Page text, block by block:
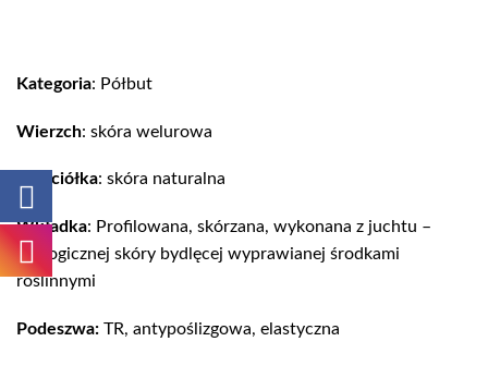
Kategoria: Półbut
Wierzch: skóra welurowa
Wyściółka: skóra naturalna
Wkładka: Profilowana, skórzana, wykonana z juchtu –
ekologicznej skóry bydlęcej wyprawianej środkami
roślinnymi
Podeszwa: TR, antypoślizgowa, elastyczna